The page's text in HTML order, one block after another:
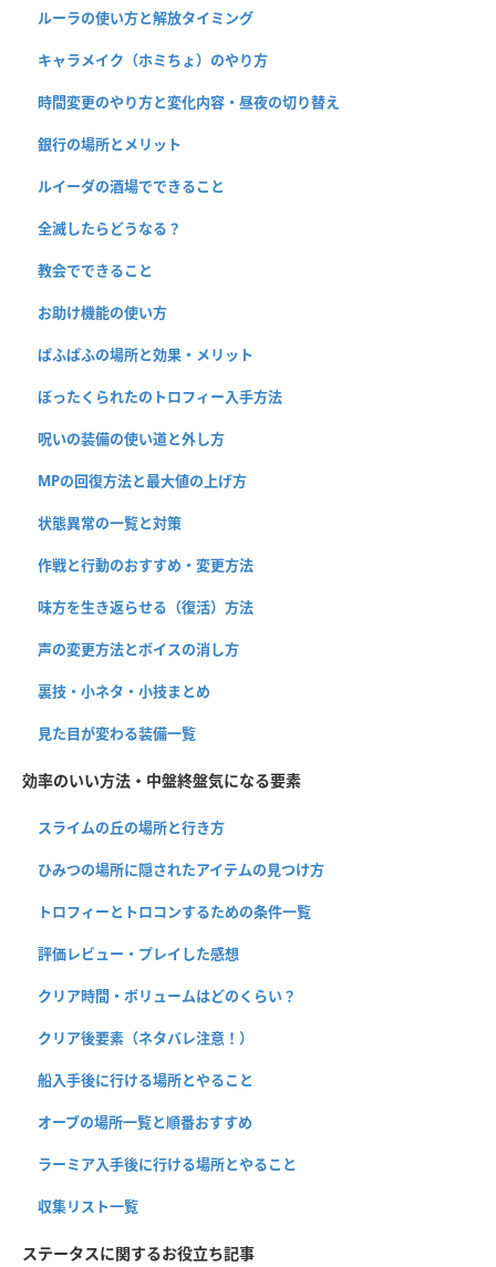
ルーラの使い方と解放タイミング
キャラメイク（ホミちょ）のやり方
時間変更のやり方と変化内容・昼夜の切り替え
銀行の場所とメリット
ルイーダの酒場でできること
全滅したらどうなる？
教会でできること
お助け機能の使い方
ぱふぱふの場所と効果・メリット
ぼったくられたのトロフィー入手方法
呪いの装備の使い道と外し方
MPの回復方法と最大値の上げ方
状態異常の一覧と対策
作戦と行動のおすすめ・変更方法
味方を生き返らせる（復活）方法
声の変更方法とボイスの消し方
裏技・小ネタ・小技まとめ
見た目が変わる装備一覧
効率のいい方法・中盤終盤気になる要素
スライムの丘の場所と行き方
ひみつの場所に隠されたアイテムの見つけ方
トロフィーとトロコンするための条件一覧
評価レビュー・プレイした感想
クリア時間・ボリュームはどのくらい？
クリア後要素（ネタバレ注意！）
船入手後に行ける場所とやること
オーブの場所一覧と順番おすすめ
ラーミア入手後に行ける場所とやること
収集リスト一覧
ステータスに関するお役立ち記事